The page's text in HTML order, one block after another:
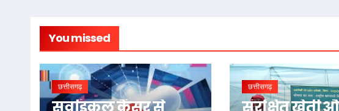
You missed
छत्तीसगढ़ छत्तीसगढ़